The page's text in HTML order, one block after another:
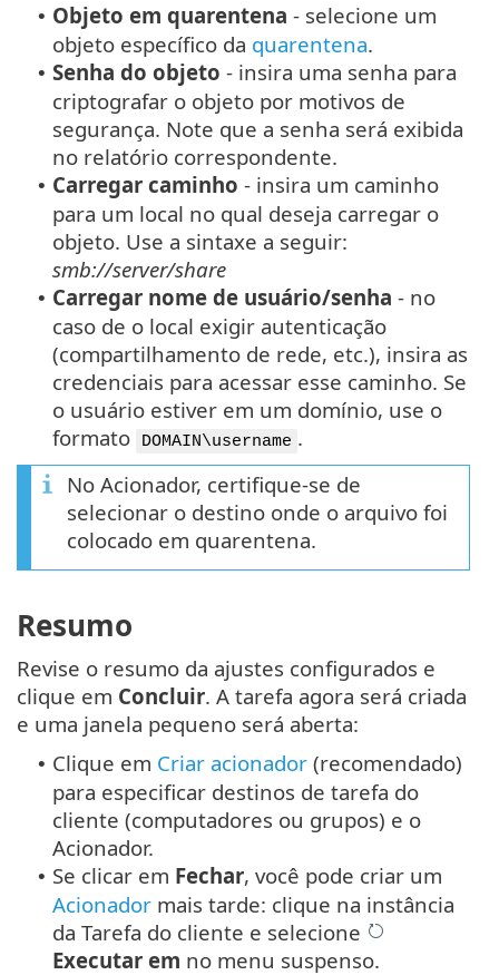
• Objeto em quarentena - selecione um
objeto específico da quarentena.
• Senha do objeto - insira uma senha para
criptografar o objeto por motivos de
segurança. Note que a senha será exibida
no relatório correspondente.
• Carregar caminho - insira um caminho
para um local no qual deseja carregar o
objeto. Use a sintaxe a seguir:
smb://server/share
• Carregar nome de usuário/senha - no
caso de o local exigir autenticação
(compartilhamento de rede, etc.), insira as
credenciais para acessar esse caminho. Se
o usuário estiver em um domínio, use o
formato
DOMAIN\username .
No Acionador, certifique-se de
selecionar o destino onde o arquivo foi
colocado em quarentena.
Resumo
Revise o resumo da ajustes configurados e
clique em Concluir. A tarefa agora será criada
e uma janela pequeno será aberta:
• Clique em Criar acionador (recomendado)
para especificar destinos de tarefa do
cliente (computadores ou grupos) e o
Acionador.
• Se clicar em Fechar, você pode criar um
Acionador mais tarde: clique na instância
da Tarefa do cliente e selecione
Executar em no menu suspenso.